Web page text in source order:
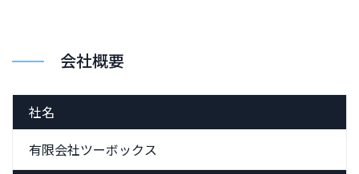
会社概要
社名
有限会社ツーボックス